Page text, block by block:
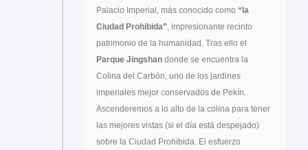
Palacio Imperial, más conocido como “la
Ciudad Prohibida”, impresionante recinto
patrimonio de la humanidad. Tras ello el
Parque Jingshan donde se encuentra la
Colina del Carbón, uno de los jardines
imperiales mejor conservados de Pekín.
Ascenderemos a lo alto de la colina para tener
las mejores vistas (si el día está despejado)
sobre la Ciudad Prohibida. El esfuerzo